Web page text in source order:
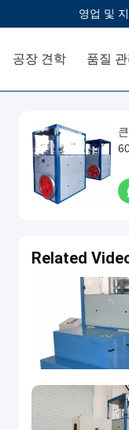
영업 및
공장 견학 품질 관
Related